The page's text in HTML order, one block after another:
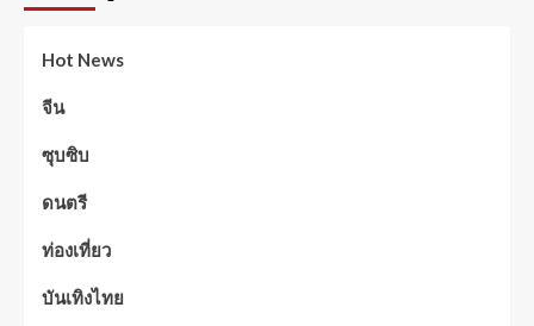
Hot News
จีน
ซุบซิบ
ดนตรี
ท่องเที่ยว
บันเทิงไทย